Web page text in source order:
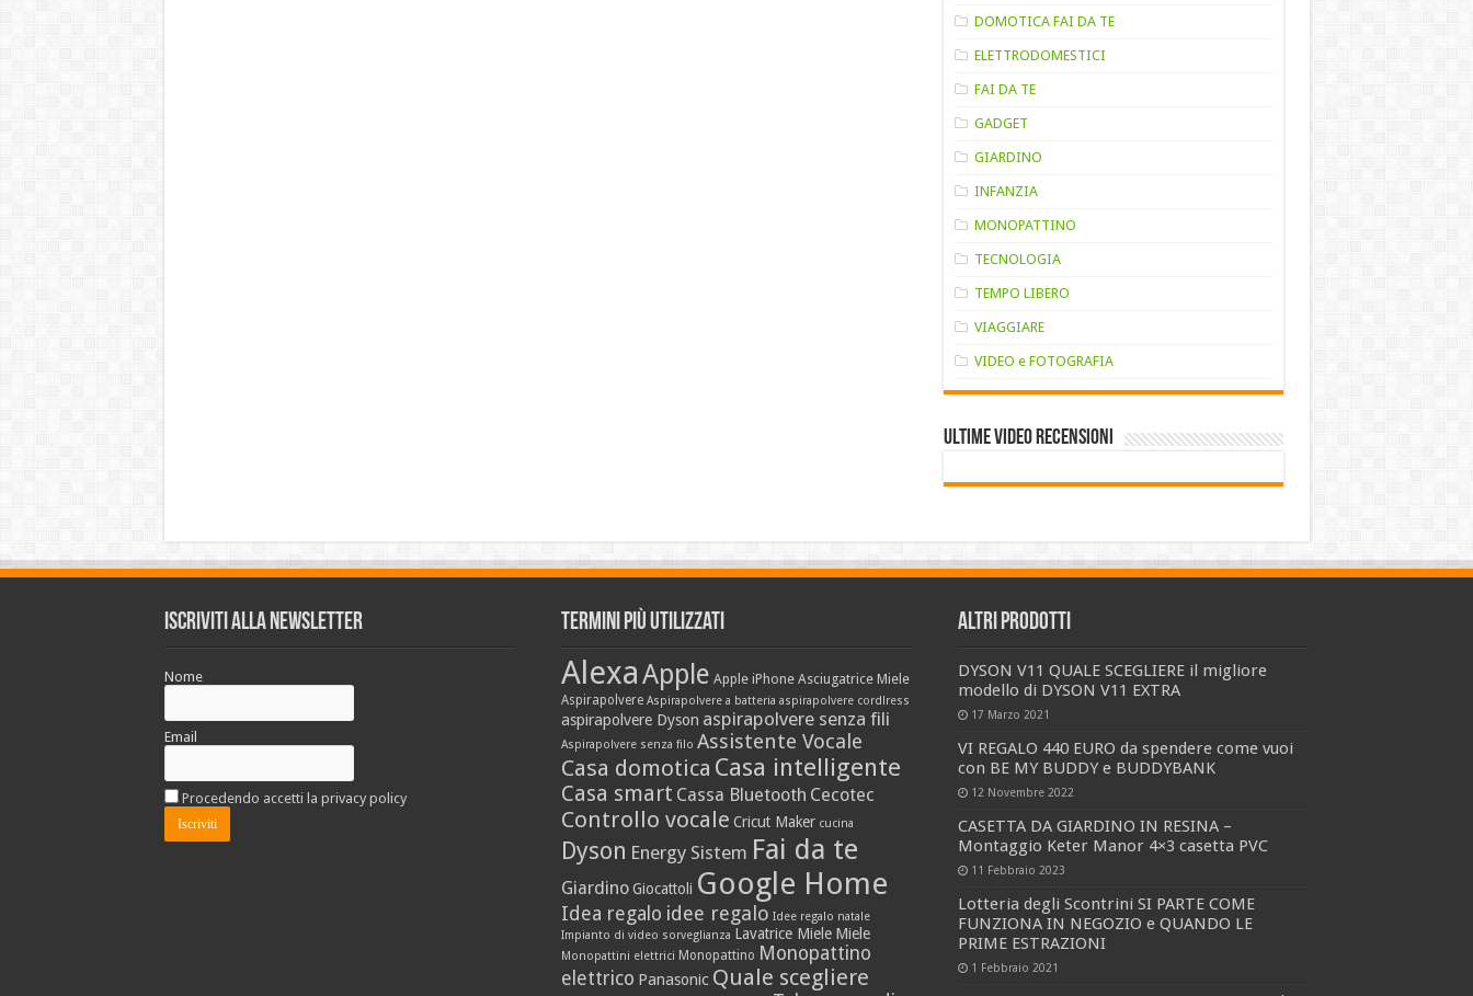
DOMOTICA FAI DA TE
ELETTRODOMESTICI
FAI DA TE
GADGET
GIARDINO
INFANZIA
MONOPATTINO
TECNOLOGIA
TEMPO LIBERO
VIAGGIARE
VIDEO e FOTOGRAFIA
Ultime VIDEO RECENSIONI
Iscriviti alla Newsletter
Nome
Email
Procedendo accetti la privacy policy
Termini più utilizzati
AlexaApple Apple iPhone Asciugatrice Miele
Aspirapolvere Aspirapolvere a batteria aspirapolvere cordlress
aspirapolvere Dyson aspirapolvere senza fili
Aspirapolvere senza filo Assistente Vocale
Casa domotica Casa intelligente
Casa smart Cassa Bluetooth Cecotec
Controllo vocale Cricut Maker cucina
Dyson Energy Sistem Fai da te
Giardino Giocattoli Google Home
Idea regalo idee regalo Idee regalo natale
Impianto di video sorveglianza Lavatrice Miele Miele
Monopattini elettrici Monopattino Monopattino
elettrico Panasonic Quale scegliere
Altri prodotti
DYSON V11 QUALE SCEGLIERE il migliore
modello di DYSON V11 EXTRA
17 Marzo 2021
VI REGALO 440 EURO da spendere come vuoi
con BE MY BUDDY e BUDDYBANK
12 Novembre 2022
CASETTA DA GIARDINO IN RESINA –
Montaggio Keter Manor 4×3 casetta PVC
11 Febbraio 2023
Lotteria degli Scontrini SI PARTE COME
FUNZIONA IN NEGOZIO e QUANDO LE
PRIME ESTRAZIONI
1 Febbraio 2021